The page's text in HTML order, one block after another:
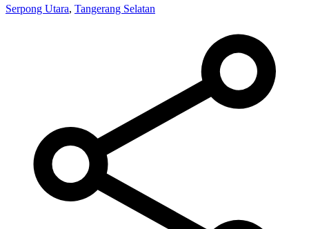
Serpong Utara, Tangerang Selatan